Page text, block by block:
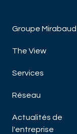
Groupe Mirabaud
The View
Services
Réseau
Actualités de
l'entreprise